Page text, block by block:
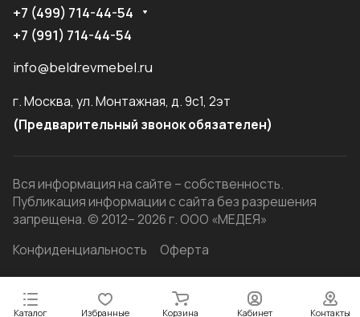
Каталог Избранные Корзина Кабинет Контакты
+7 (499) 714-44-54
+7 (991) 714-44-54
info@beldrevmebel.ru
г. Москва, ул. Монтажная, д. 9с1, 2эт
(Предварительный звонок обязателен)
Вся информация на сайте – собственность.
Публикация информации с сайта без разрешения
запрещена. © 2012– 2026 г. ООО «МЕДЕЯ»
Конфиденциальность
Оферта